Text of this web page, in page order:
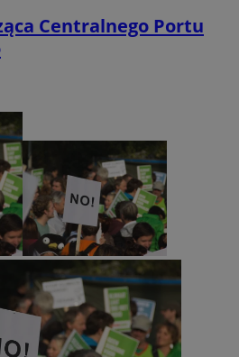
Centralnego Portu